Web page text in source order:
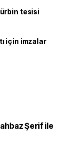
tesisi
için imzalar
Şerif ile